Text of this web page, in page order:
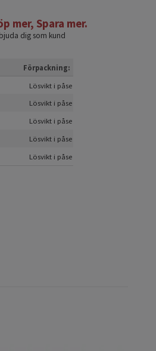
mer, Spara mer.
dig som kund
Förpackning:
Lösvikt i påse
Lösvikt i påse
Lösvikt i påse
Lösvikt i påse
Lösvikt i påse